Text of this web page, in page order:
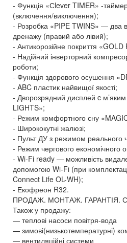
- Функція «Сlever TIMER» -
(включення/виключення);
- Розробка «PIPE TWINS» — два
дренажу (правий або лівий);
- Антикорозійне покриття «GOLD
- Надійний інверторний
роботи;
- Функція здорового осушення
- ABC пластик найвищої якості;
- Дворозрядний дисплей c м’яким
LIGHTS»;
- Режим комфортного сну
- Ширококутні жалюзі;
- Пульт ДУ з режимом реального
- Режим чергового економічного
- Wi-Fi ready — можливість
допомогою Wi-Fi (при
Connect Life OL-WH);
- Екофреон R32.
ПРОДАЖ. МОНТАЖ. ГАРАНТІЯ.
Також у продажу:
— теплові насоси повітря-вода
— зимові(низькотемпературні)
— вентиляційні системи